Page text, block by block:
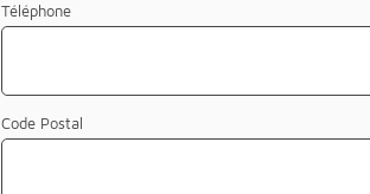
Téléphone
Code Postal